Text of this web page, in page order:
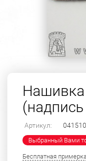
Нашивка
Артикул:
Выбранный Вами
Бесплатная примерка